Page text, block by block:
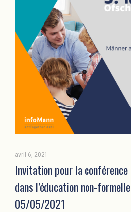
avril 6, 2021
Invitation pour la conférence
dans l’éducation non-
05/05/2021